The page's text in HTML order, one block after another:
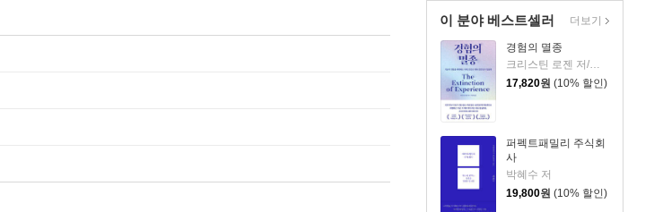
이 분야 베스트셀러
경험의 멸종
크리스틴 로젠 저/이영래 역
17,820원 (10% 할인)
퍼펙트패밀리 주식회
사
박혜수 저
19,800원 (10% 할인)
더보기